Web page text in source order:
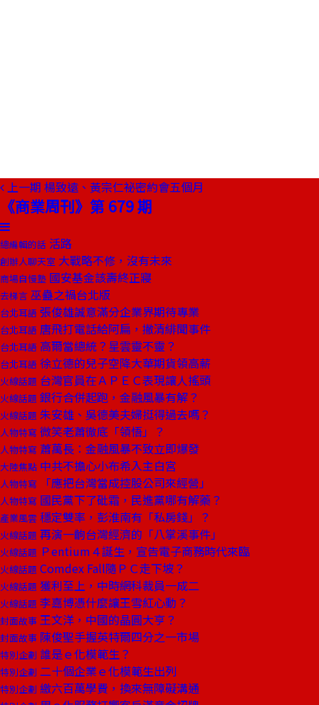
上一期 楊致遠、黃宗仁祕密約會五個月
《商業周刊》第 679 期
總編輯的話 活路
創辦人聊天室 大戰略不修，沒有未來
商場自慢塾 國安基金該壽終正寢
去梯言 巫蠱之禍台北版
台北耳語 張俊雄誠意滿分企業界期待專業
台北耳語 唐飛打電話給阿扁，撇清緋聞事件
台北耳語 高爾當總統？星雲靈不靈？
台北耳語 徐立德的兒子空降大華期貨領高薪
火線話題 台灣官員在ＡＰＥＣ表現讓人搖頭
火線話題 銀行合併起跑，金融風暴有解？
火線話題 朱安雄、吳德美夫婦挺得過去嗎？
人物特寫 微笑老蕭徹底「領悟」？
人物特寫 蕭萬長：金融風暴不致立即爆發
大陸焦點 中共不擔心小布希入主白宮
人物特寫 「應把台灣當成控股公司來經營」
人物特寫 國民黨下了砒霜，民進黨哪有解藥？
產業風雲 穩定雙率，彭淮南有「私房錢」？
火線話題 再演一齣台灣經濟的「八掌溪事件」
火線話題 Ｐentium４誕生，宣告電子商務時代來臨
火線話題 Comdex Fall隨ＰＣ走下坡？
火線話題 獲利至上，中時網科裁員一成二
火線話題 李嘉博憑什麼讓王雪紅心動？
封面故事 王文洋，中國的晶圓大亨？
封面故事 陳俊聖手握英特爾四分之一市場
特別企劃 誰是ｅ化模範生？
特別企劃 二十個企業ｅ化模範生出列
特別企劃 繳六百萬學費，換來無障礙溝通